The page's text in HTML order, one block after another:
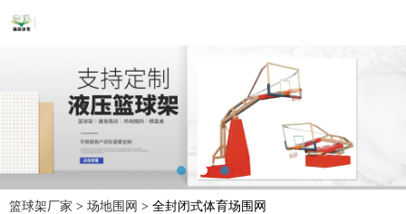
篮球架厂家 > 场地围网 > 全封闭式体育场围网